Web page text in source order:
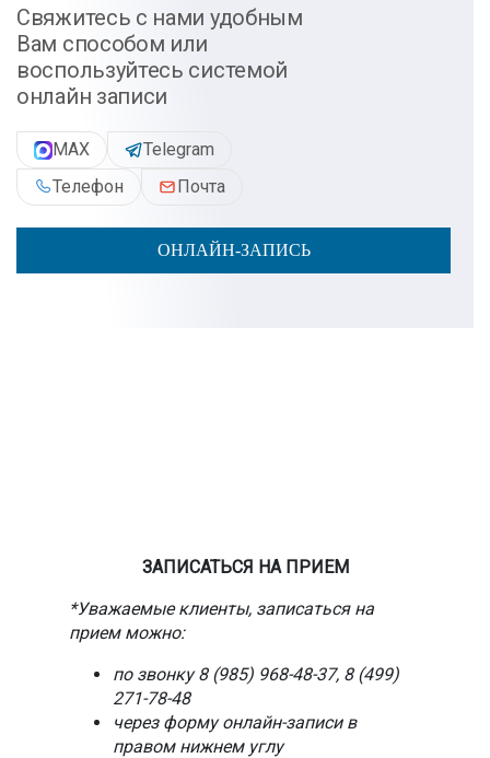
Свяжитесь с нами удобным
Вам способом или
воспользуйтесь системой
онлайн записи
MAX
Telegram
Телефон
Почта
ОНЛАЙН-ЗАПИСЬ
ЗАПИСАТЬСЯ НА ПРИЕМ
*Уважаемые клиенты, записаться на
прием можно:
по звонку 8 (985) 968-48-37, 8 (499)
271-78-48
через форму онлайн-записи в
правом нижнем углу